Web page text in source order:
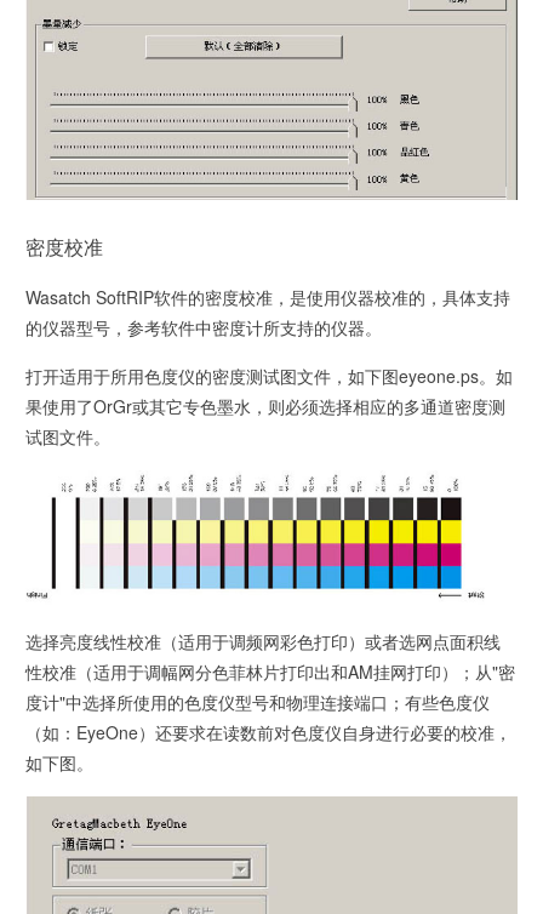
密度校准
Wasatch SoftRIP软件的密度校准，是使用仪器校准的，具体支持
的仪器型号，参考软件中密度计所支持的仪器。
打开适用于所用色度仪的密度测试图文件，如下图eyeone.ps。如
果使用了OrGr或其它专色墨水，则必须选择相应的多通道密度测
试图文件。
选择亮度线性校准（适用于调频网彩色打印）或者选网点面积线
性校准（适用于调幅网分色菲林片打印出和AM挂网打印）；从"密
度计"中选择所使用的色度仪型号和物理连接端口；有些色度仪
（如：EyeOne）还要求在读数前对色度仪自身进行必要的校准，
如下图。